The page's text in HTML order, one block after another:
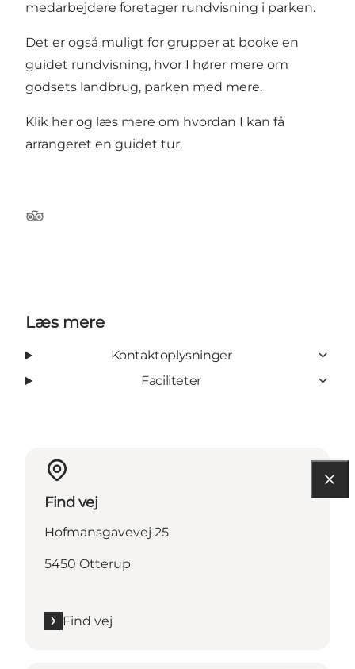
medarbejdere foretager rundvisning i parken.
Det er også muligt for grupper at booke en
guidet rundvisning, hvor I hører mere om
godsets landbrug, parken med mere.
Klik her og læs mere om hvordan I kan få
arrangeret en guidet tur.
Tripadvisor
Læs mere
Kontaktoplysninger
Faciliteter
Find vej
Hofmansgavevej 25
5450 Otterup
Find vej